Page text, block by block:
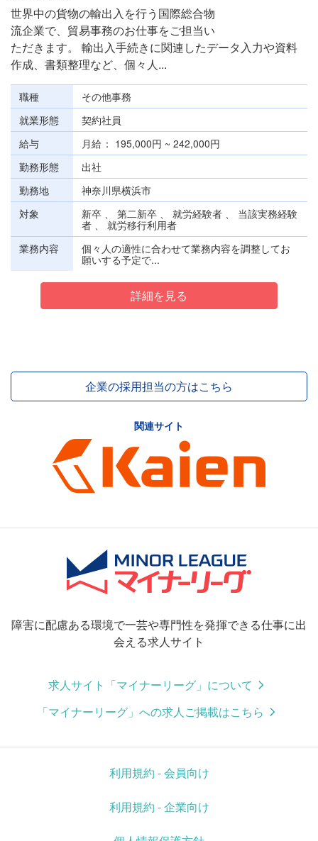
世界中の貨物の輸出入を行う国際総合物
流企業で、貿易事務のお仕事をご担当い
ただきます。 輸出入手続きに関連したデータ入力や資料
作成、書類整理など、個々人...
職種
その他事務
就業形態
契約社員
給与
月給
195,000円 ~ 242,000円
勤務形態
出社
勤務地
神奈川県横浜市
対象
新卒 、 第二新卒 、 就労経験者 、 当該実務経験
者 、 就労移行利用者
業務内容
個々人の適性に合わせて業務内容を調整してお
願いする予定で...
詳細を見る
企業の採用担当の方はこちら
関連サイト
障害に配慮ある環境で一芸や専門性を発揮できる仕事に出
会える求人サイト
求人サイト「マイナーリーグ」について
「マイナーリーグ」への求人ご掲載はこちら
利用規約 - 会員向け
利用規約 - 企業向け